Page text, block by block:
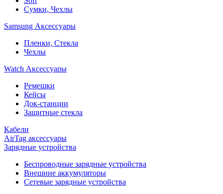
Сумки, Чехлы
Samsung Аксессуары
Пленки, Стекла
Чехлы
Watch Аксессуары
Ремешки
Кейсы
Док-станции
Защитные стекла
Кабели
AirTag аксессуары
Зарядные устройства
Беспроводные зарядные устройства
Внешние аккумуляторы
Сетевые зарядные устройства